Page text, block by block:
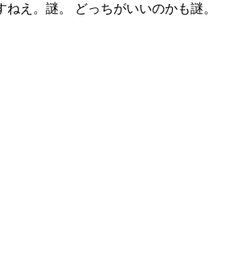
え。謎。 どっちがいいのかも謎。